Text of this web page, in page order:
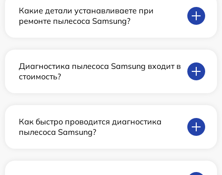
Какие детали устанавливаете при
ремонте пылесоса Samsung?
Диагностика пылесоса Samsung входит в
стоимость?
Как быстро проводится диагностика
пылесоса Samsung?